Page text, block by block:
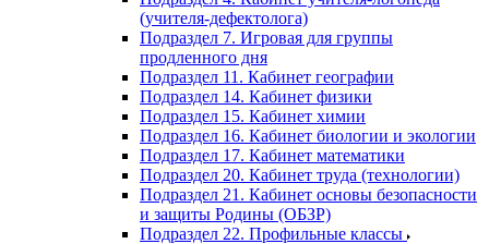
(учителя-дефектолога)
Подраздел 7. Игровая для группы
продленного дня
Подраздел 11. Кабинет географии
Подраздел 14. Кабинет физики
Подраздел 15. Кабинет химии
Подраздел 16. Кабинет биологии и экологии
Подраздел 17. Кабинет математики
Подраздел 20. Кабинет труда (технологии)
Подраздел 21. Кабинет основы безопасности
и защиты Родины (ОБЗР)
Подраздел 22. Профильные классы